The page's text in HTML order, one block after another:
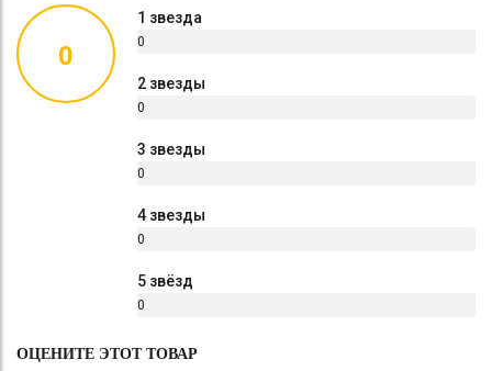
0
1 звезда
0
2 звезды
0
3 звезды
0
4 звезды
0
5 звёзд
0
ОЦЕНИТЕ ЭТОТ ТОВАР